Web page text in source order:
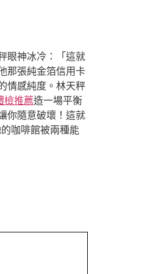
眼神冰冷：「這就
那張純金箔信用卡
情感純度。林天秤
檢推薦造一場平衡
你隨意破壞！這就
咖啡館被兩種能